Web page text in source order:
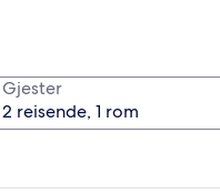
Gjester